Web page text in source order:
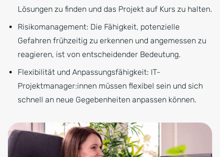
Lösungen zu finden und das Projekt auf Kurs zu halten.
Risikomanagement: Die Fähigkeit, potenzielle
Gefahren frühzeitig zu erkennen und angemessen zu
reagieren, ist von entscheidender Bedeutung.
Flexibilität und Anpassungsfähigkeit: IT-
Projektmanager:innen müssen flexibel sein und sich
schnell an neue Gegebenheiten anpassen können.